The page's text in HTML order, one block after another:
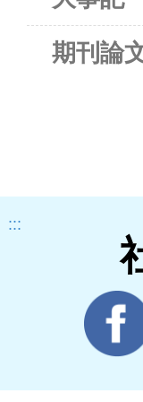
期刊論
:::